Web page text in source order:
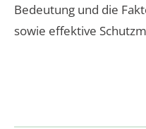
Bedeutung und die
sowie effektive